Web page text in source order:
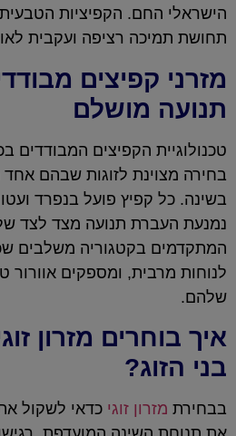
הישראלי החם. הקפיציות
תחושת תמיכה רציפה ועקבית
מזרני קפיצים
תנועה מושלם
טכנולוגיית הקפיצים המבודדים
בחירה מצוינת לזוגות שבהם אחד
בשינה. כל קפיץ פועל בנפרד
נמנעת העברת תנועה מצד לצד
המתקדמים בקטגוריה משלבים
לנוחות מרבית, ומספקים אוורור
שלהם.
איך בוחרים מזרון
בני הזוג?
בבחירת מזרון זוגי כדאי לשקול